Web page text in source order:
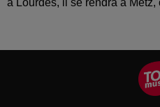
à Lourdes, il se rendra à Metz,